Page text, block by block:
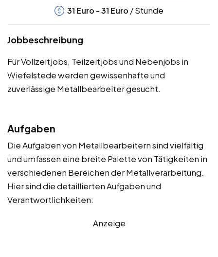
31 Euro -31 Euro / Stunde
Jobbeschreibung
Für Vollzeitjobs, Teilzeitjobs und Nebenjobs in
Wiefelstede werden gewissenhafte und
zuverlässige Metallbearbeiter gesucht.
Aufgaben
Die Aufgaben von Metallbearbeitern sind vielfältig
und umfassen eine breite Palette von Tätigkeiten in
verschiedenen Bereichen der Metallverarbeitung.
Hier sind die detaillierten Aufgaben und
Verantwortlichkeiten:
Anzeige